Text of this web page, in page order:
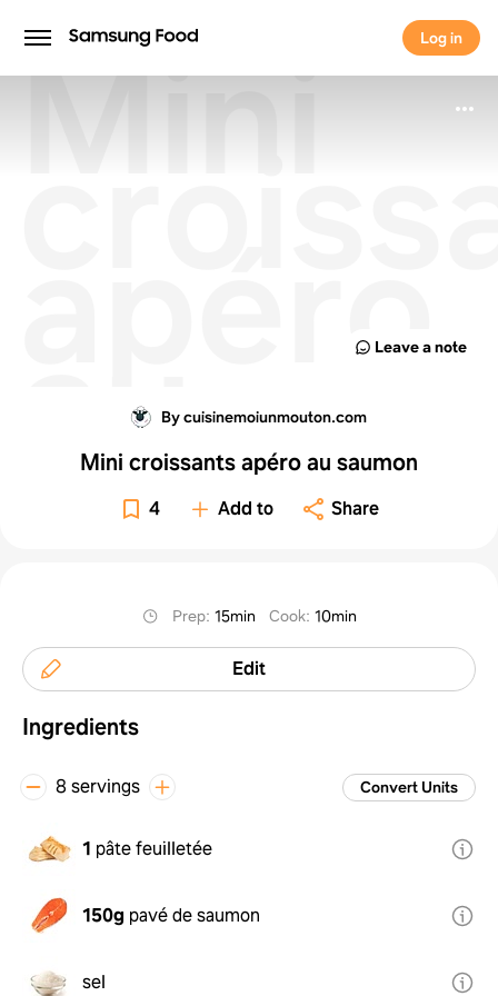
Log in
Log in
Mini
apéro
au Leave a note
By cuisinemoiunmouton.com
Mini croissants apéro au saumon
4 Add to Share
Prep: 15min Cook: 10min
Edit
Ingredients
8 servings Convert Units
1 pâte feuilletée
150g pavé de saumon
sel